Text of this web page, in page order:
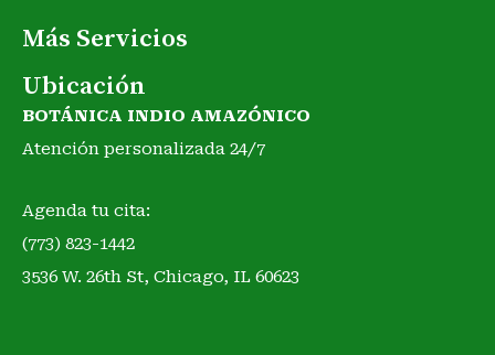
Más Servicios
Ubicación
BOTÁNICA INDIO AMAZÓNICO
Atención personalizada 24/7
Agenda tu cita:
(773) 823-1442
3536 W. 26th St, Chicago, IL 60623